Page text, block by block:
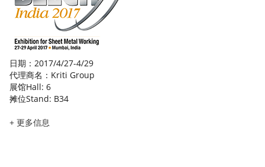
日期：2017/4/27-4/29
代理商名：Kriti Group
展馆Hall: 6
摊位Stand: B34
+ 更多信息